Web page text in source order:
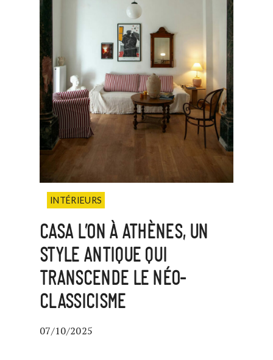
INTÉRIEURS
CASA L’ON À ATHÈNES, UN
STYLE ANTIQUE QUI
TRANSCENDE LE NÉO-
CLASSICISME
07/10/2025